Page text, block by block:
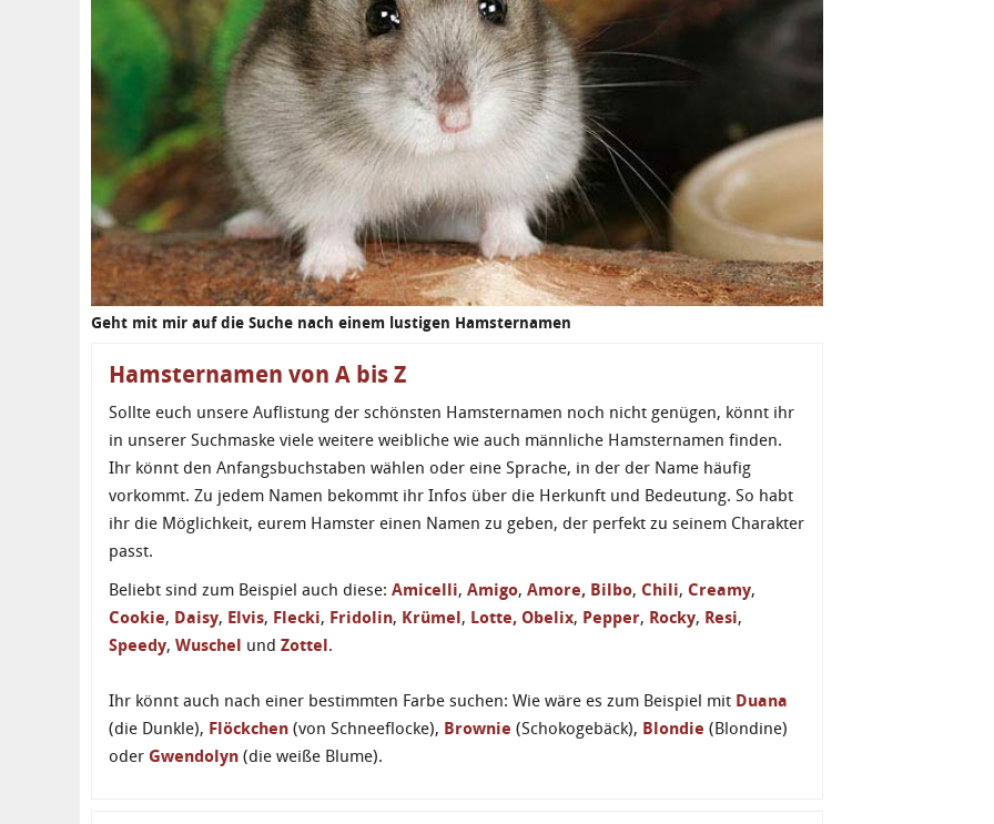
Geht mit mir auf die Suche nach einem lustigen Hamsternamen
Hamsternamen von A bis Z
Sollte euch unsere Auflistung der schönsten Hamsternamen noch nicht genügen, könnt ihr
in unserer Suchmaske viele weitere weibliche wie auch männliche Hamsternamen finden.
Ihr könnt den Anfangsbuchstaben wählen oder eine Sprache, in der der Name häufig
vorkommt. Zu jedem Namen bekommt ihr Infos über die Herkunft und Bedeutung. So habt
ihr die Möglichkeit, eurem Hamster einen Namen zu geben, der perfekt zu seinem Charakter
passt.
Beliebt sind zum Beispiel auch diese: Amicelli, Amigo, Amore, Bilbo, Chili, Creamy,
Cookie, Daisy, Elvis, Flecki, Fridolin, Krümel, Lotte, Obelix, Pepper, Rocky, Resi,
Speedy, Wuschel und Zottel.
Ihr könnt auch nach einer bestimmten Farbe suchen: Wie wäre es zum Beispiel mit Duana
(die Dunkle), Flöckchen (von Schneeflocke), Brownie (Schokogebäck), Blondie (Blondine)
oder Gwendolyn (die weiße Blume).